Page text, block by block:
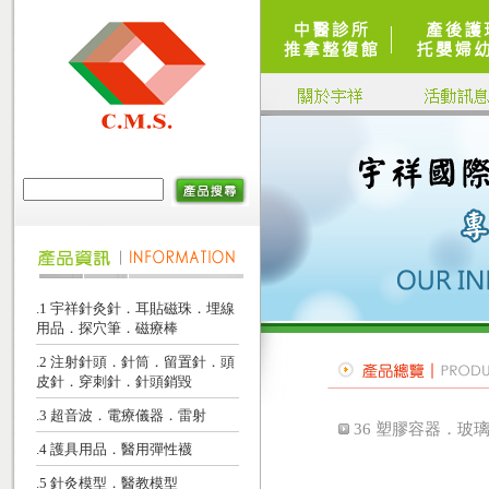
.1 宇祥針灸針．耳貼磁珠．埋線
用品．探穴筆．磁療棒
.2 注射針頭．針筒．留置針．頭
皮針．穿刺針．針頭銷毀
.3 超音波．電療儀器．雷射
.4 護具用品．醫用彈性襪
.5 針灸模型．醫教模型
36 塑膠容器．玻